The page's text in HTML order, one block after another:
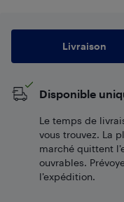
Livraison
Disponible
Le temps de
vous trouvez. La
marché quittent
ouvrables.
l’expédition.